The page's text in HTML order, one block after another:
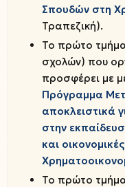
Σπουδών στη
Τραπεζική).
Το πρώτο τμήμα
σχολών) που
προσφέρει με
Πρόγραμμα
αποκλειστικά
στην
και
Το πρώτο